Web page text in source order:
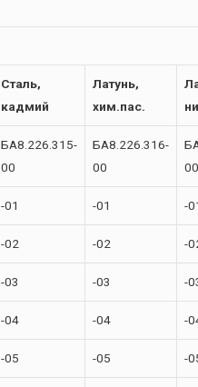
Сталь,
кадмий
Латунь,
хим.пас.
БА8.226.315-
00
БА8.226.316-
00
00
-01 -01 -
-02 -02 -
-03 -03 -
-04 -04 -
-05 -05 -